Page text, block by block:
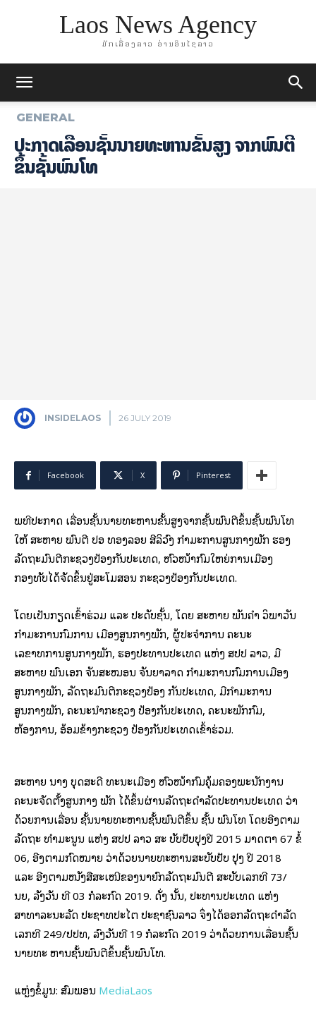
Laos News Agency
ມັກເລື່ອງລາວ ອ່ານອິນໄຊລາວ
GENERAL
ປະກາດເລື່ອນຊັ້ນນາຍທະຫານຂັ້ນສູງ ຈາກພົນຕີ
ຂຶ້ນຊັ້ນພົນໂທ
INSIDELAOS 26 JULY 2019
Facebook X Pinterest
ພິທີປະກາດ ເລື່ອນຊັ້ນນາຍທະຫານຂັ້ນສູງຈາກຊັ້ນພົນຕີຂຶ້ນຊັ້ນພົນໂທ
ໃຫ້ ສະຫາຍ ພົນຕີ ປອ ທອງລອຍ ສີລິວົງ ກຳມະການສູນກາງພັກ ຮອງ
ລັດຖະມົນຕີກະຊວງປ້ອງກັນປະເທດ, ຫົວໜ້າກົມໃຫຍ່ການເມືອງ
ກອງທັບໄດ້ຈັດຂຶ້ນຢູ່ສະໂມສອນ ກະຊວງປ້ອງກັນປະເທດ.
ໂດຍເປັນກຽດເຂົ້າຮ່ວມ ແລະ ປະດັບຊັ້ນ, ໂດຍ ສະຫາຍ ພັນຄໍາ ວິພາວັນ
ກຳມະການກົມການ ເມືອງສູນກາງພັກ, ຜູ້ປະຈຳການ ຄະນະ
ເລຂາທິການສູນກາງພັກ, ຮອງປະທານປະເທດ ແຫ່ງ ສປປ ລາວ, ມີ
ສະຫາຍ ພົນເອກ ຈັນສະໝອນ ຈັນຍາລາດ ກຳມະການກົມການເມືອງ
ສູນກາງພັກ, ລັດຖະມົນຕີກະຊວງປ້ອງ ກັນປະເທດ, ມີກຳມະການ
ສູນກາງພັກ, ຄະນະນໍາກະຊວງ ປ້ອງກັນປະເທດ, ຄະນະພັກກົມ,
ຫ້ອງການ, ອ້ອມຂ້າງກະຊວງ ປ້ອງກັນປະເທດເຂົ້າຮ່ວມ.
ສະຫາຍ ນາງ ບຸດສະດີ ທະນະເມືອງ ຫົວໜ້າກົມຄຸ້ມຄອງພະນັກງານ
ຄະນະຈັດຕັ້ງສູນກາງ ພັກ ໄດ້ຂຶ້ນຜ່ານລັດຖະດຳລັດປະທານປະເທດ ວ່າ
ດ້ວຍການເລື່ອນ ຊັ້ນນາຍທະຫານຊັ້ນພົນຕີຂຶ້ນ ຊັ້ນ ພົນໂທ ໂດຍອີງຕາມ
ລັດຖະ ທຳມະນູນ ແຫ່ງ ສປປ ລາວ ສະ ບັບປັບປຸງປີ 2015 ມາດຕາ 67 ຂໍ້
06, ອີງຕາມກົດໝາຍ ວ່າດ້ວຍນາຍທະຫານສະບັບປັບ ປຸງ ປີ 2018
ແລະ ອີງຕາມໜັງສືສະເໜີຂອງນາຍົກລັດຖະມົນຕີ ສະບັບເລກທີ 73/
ນຍ, ລັງວັນ ທີ 03 ກໍລະກົດ 2019. ດັ່ງ ນັ້ນ, ປະທານປະເທດ ແຫ່ງ
ສາທາລະນະລັດ ປະຊາທິປະໄຕ ປະຊາຊົນລາວ ຈຶ່ງໄດ້ອອກລັດຖະດຳລັດ
ເລກທີ 249/ປປທ, ລົງວັນທີ 19 ກໍລະກົດ 2019 ວ່າດ້ວຍການເລື່ອນຊັ້ນ
ນາຍທະ ຫານຊັ້ນພົນຕີຂຶ້ນຊັ້ນພົນໂທ.
ແຫຼ່ງຂໍ້ມູນ: ສົມພອນ MediaLaos